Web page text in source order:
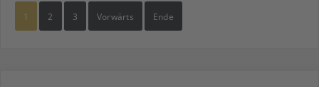
1 2 3 Vorwärts Ende